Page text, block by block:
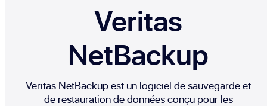
Veritas
NetBackup
Veritas NetBackup est un logiciel de sauvegarde et
de restauration de données conçu pour les